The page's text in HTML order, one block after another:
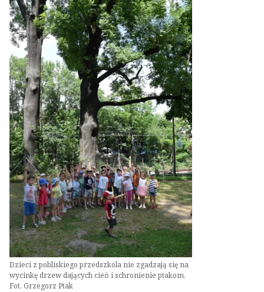
Dzieci z pobliskiego przedszkola nie zgadzają się na
wycinkę drzew dających cień i schronienie ptakom.
Fot. Grzegorz Ptak